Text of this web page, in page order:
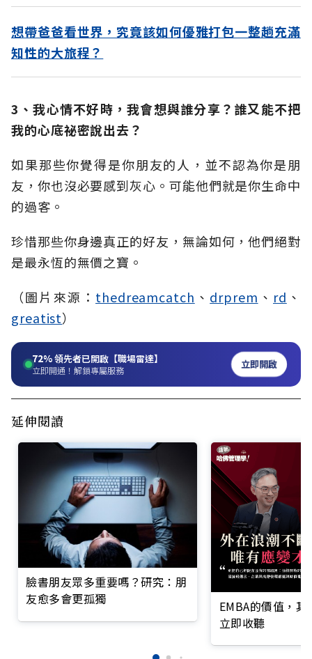
想帶爸爸看世界，究竟該如何優雅打包一整趟充滿
知性的大旅程？
3、我心情不好時，我會想與誰分享？誰又能不把
我的心底祕密說出去？
如果那些你覺得是你朋友的人，並不認為你是朋
友，你也沒必要感到灰心。可能他們就是你生命中
的過客。
珍惜那些你身邊真正的好友，無論如何，他們絕對
是最永恆的無價之寶。
（圖片來源： thedreamcatch 、 drprem 、 rd 、
greatist）
72%領先者已開啟【職場雷達】
立即開通！解鎖專屬服務 立即開啟
延伸閱讀
臉書朋友眾多重要嗎？研究：朋
友愈多會更孤獨
EMBA的價值，
立即收聽